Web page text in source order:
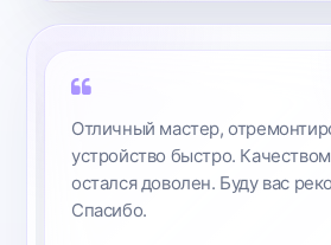
Отличный мастер,
устройство быстро.
остался доволен. Буду вас
Спасибо.